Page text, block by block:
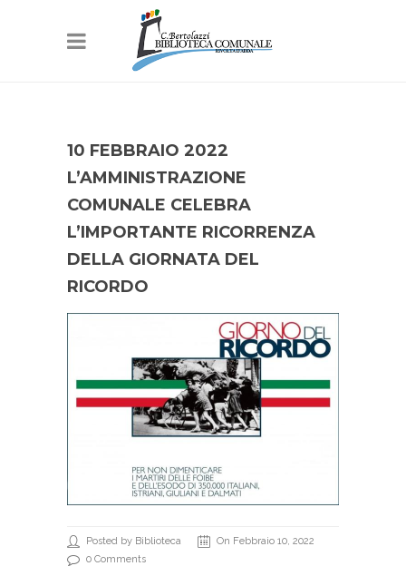
10 FEBBRAIO 2022
L’AMMINISTRAZIONE
COMUNALE CELEBRA
L’IMPORTANTE RICORRENZA
DELLA GIORNATA DEL
RICORDO
Posted by Biblioteca
On Febbraio 10, 2022
0 Comments